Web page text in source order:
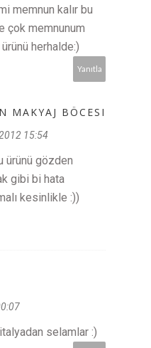
memnun kalır bu
çok memnunum
herhalde:)
Yanıtla
MAKYAJ BÖCESI
15:54
ürünü gözden
gibi bi hata
kesinlikle :))
selamlar :)